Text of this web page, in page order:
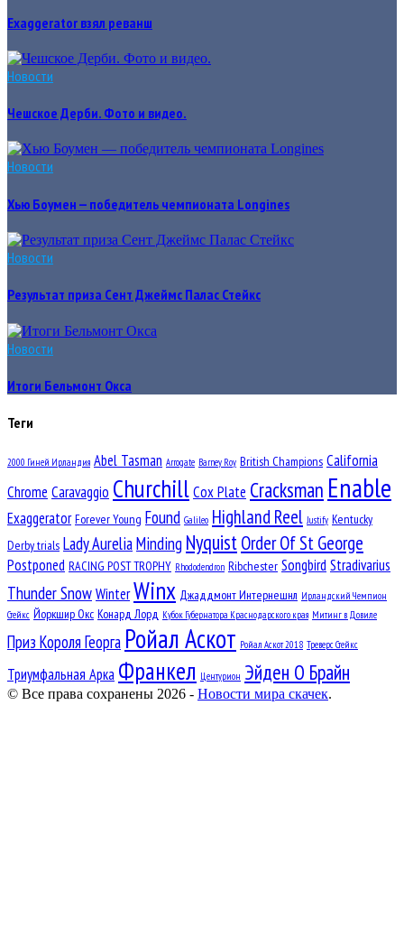
Exaggerator взял реванш
Новости
Чешское Дерби. Фото и видео.
Новости
Хью Боумен — победитель чемпионата Longines
Новости
Результат приза Сент Джеймс Палас Стейкс
Новости
Итоги Бельмонт Окса
Теги
2000 Гиней Ирландия Abel Tasman Arrogate Barney Roy British Champions California
Chrome Caravaggio ChurchillCox Plate Cracksman Enable
Exaggerator Forever Young Found Galileo Highland Reel Justify Kentucky
Derby trials Lady AureliaMinding NyquistOrder Of St George
Postponed RACING POST TROPHY Rhododendron Ribchester Songbird Stradivarius
Thunder SnowWinterWinx Джаддмонт Интернешнл Ирландский Чемпион
Стейкс Йоркшир Окс Конард Лорд Кубок Губернатора Краснодарского края Митинг в Довиле
Приз Короля Георга Ройал Аскот Ройал Аскот 2018 Треверс Стейкс
Триумфальная Арка Франкел Центурион Эйден О Брайн
© Все права сохранены 2026 - Новости мира скачек.